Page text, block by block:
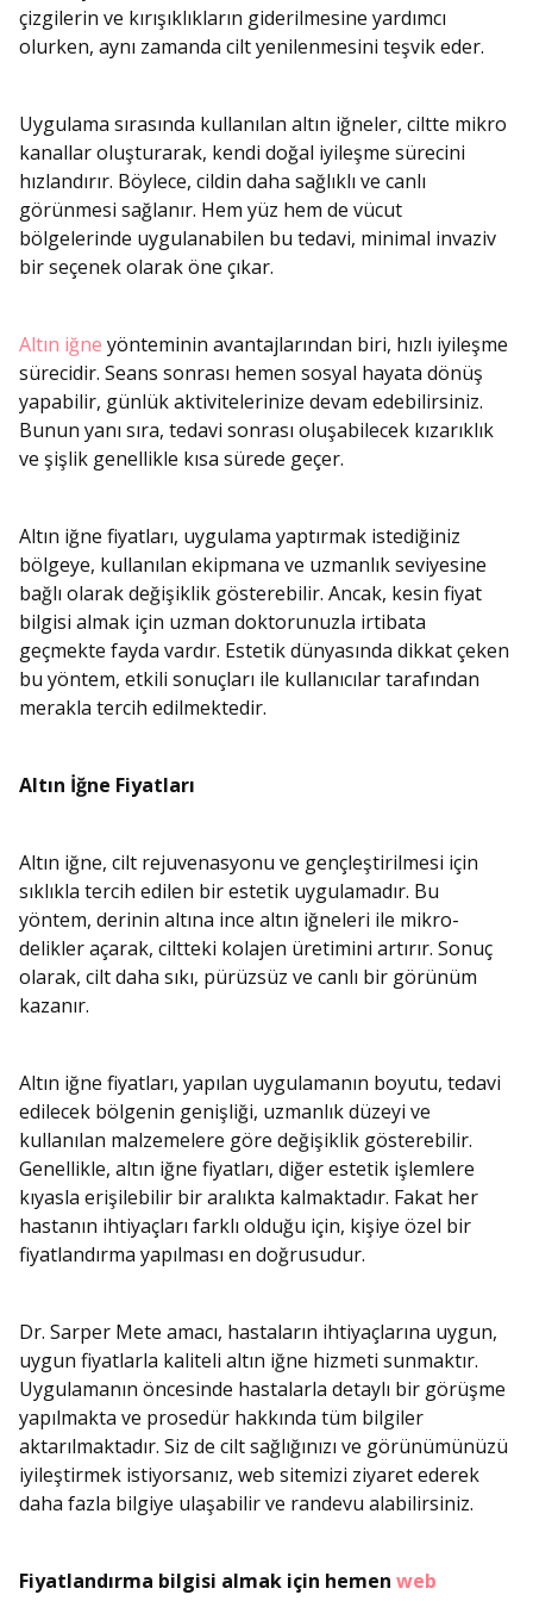
çizgilerin ve kırışıklıkların giderilmesine yardımcı
olurken, aynı zamanda cilt yenilenmesini teşvik eder.
Uygulama sırasında kullanılan altın iğneler, ciltte mikro
kanallar oluşturarak, kendi doğal iyileşme sürecini
hızlandırır. Böylece, cildin daha sağlıklı ve canlı
görünmesi sağlanır. Hem yüz hem de vücut
bölgelerinde uygulanabilen bu tedavi, minimal invaziv
bir seçenek olarak öne çıkar.
Altın iğne yönteminin avantajlarından biri, hızlı iyileşme
sürecidir. Seans sonrası hemen sosyal hayata dönüş
yapabilir, günlük aktivitelerinize devam edebilirsiniz.
Bunun yanı sıra, tedavi sonrası oluşabilecek kızarıklık
ve şişlik genellikle kısa sürede geçer.
Altın iğne fiyatları, uygulama yaptırmak istediğiniz
bölgeye, kullanılan ekipmana ve uzmanlık seviyesine
bağlı olarak değişiklik gösterebilir. Ancak, kesin fiyat
bilgisi almak için uzman doktorunuzla irtibata
geçmekte fayda vardır. Estetik dünyasında dikkat çeken
bu yöntem, etkili sonuçları ile kullanıcılar tarafından
merakla tercih edilmektedir.
Altın İğne Fiyatları
Altın iğne, cilt rejuvenasyonu ve gençleştirilmesi için
sıklıkla tercih edilen bir estetik uygulamadır. Bu
yöntem, derinin altına ince altın iğneleri ile mikro-
delikler açarak, ciltteki kolajen üretimini artırır. Sonuç
olarak, cilt daha sıkı, pürüzsüz ve canlı bir görünüm
kazanır.
Altın iğne fiyatları, yapılan uygulamanın boyutu, tedavi
edilecek bölgenin genişliği, uzmanlık düzeyi ve
kullanılan malzemelere göre değişiklik gösterebilir.
Genellikle, altın iğne fiyatları, diğer estetik işlemlere
kıyasla erişilebilir bir aralıkta kalmaktadır. Fakat her
hastanın ihtiyaçları farklı olduğu için, kişiye özel bir
fiyatlandırma yapılması en doğrusudur.
Dr. Sarper Mete amacı, hastaların ihtiyaçlarına uygun,
uygun fiyatlarla kaliteli altın iğne hizmeti sunmaktır.
Uygulamanın öncesinde hastalarla detaylı bir görüşme
yapılmakta ve prosedür hakkında tüm bilgiler
aktarılmaktadır. Siz de cilt sağlığınızı ve görünümünüzü
iyileştirmek istiyorsanız, web sitemizi ziyaret ederek
daha fazla bilgiye ulaşabilir ve randevu alabilirsiniz.
Fiyatlandırma bilgisi almak için hemen web